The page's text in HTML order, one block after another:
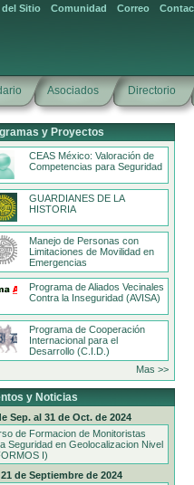
Correo
Comunidad
del Sitio
Asociados Directorio
y Proyectos
CEAS México: Valoración de
Competencias para Seguridad
GUARDIANES DE LA
HISTORIA
Manejo de Personas con
Limitaciones de Movilidad en
Emergencias
Programa de Aliados Vecinales
Contra la Inseguridad (AVISA)
Programa de Cooperación
Internacional para el
Desarrollo (C.I.D.)
Mas >>
y Noticias
Sep. al 31 de Oct. de 2024
de Formacion de Monitoristas
Seguridad en Geolocalizacion Nivel
I)
de Septiembre de 2024